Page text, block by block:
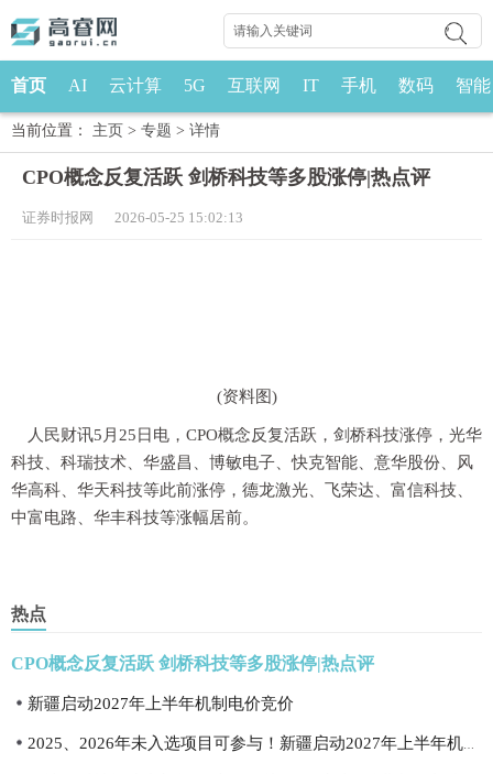
首页 AI 云计算 5G 互联网 IT 手机 数码 智能
当前位置： 主页 > 专题 > 详情
CPO概念反复活跃 剑桥科技等多股涨停|热点评
证券时报网 2026-05-25 15:02:13
(资料图)
人民财讯5月25日电，CPO概念反复活跃，剑桥科技涨停，光华
科技、科瑞技术、华盛昌、博敏电子、快克智能、意华股份、风
华高科、华天科技等此前涨停，德龙激光、飞荣达、富信科技、
中富电路、华丰科技等涨幅居前。
热点
CPO概念反复活跃 剑桥科技等多股涨停|热点评
新疆启动2027年上半年机制电价竞价